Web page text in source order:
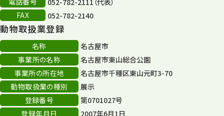
FAX
052-782-2140
動物取扱業登録
名称
名古屋市
事業所の名称
名古屋市東山総合公園
事業所の所在地
名古屋市千種区東山元町3-70
動物取扱業の種別
展示
登録番号
第0701027号
登録年月日
2007年6月1日